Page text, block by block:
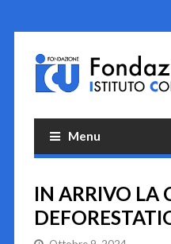
Menu
IN ARRIVO LA